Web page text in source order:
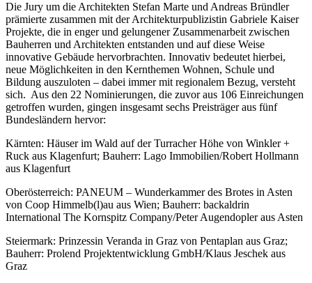
Die Jury um die Architekten Stefan Marte und Andreas Bründler
prämierte zusammen mit der Architekturpublizistin Gabriele Kaiser
Projekte, die in enger und gelungener Zusammenarbeit zwischen
Bauherren und Architekten entstanden und auf diese Weise
innovative Gebäude hervorbrachten. Innovativ bedeutet hierbei,
neue Möglichkeiten in den Kernthemen Wohnen, Schule und
Bildung auszuloten – dabei immer mit regionalem Bezug, versteht
sich. Aus den 22 Nominierungen, die zuvor aus 106 Einreichungen
getroffen wurden, gingen insgesamt sechs Preisträger aus fünf
Bundesländern hervor:
Kärnten: Häuser im Wald auf der Turracher Höhe von Winkler +
Ruck aus Klagenfurt; Bauherr: Lago Immobilien/Robert Hollmann
aus Klagenfurt
Oberösterreich: PANEUM – Wunderkammer des Brotes in Asten
von Coop Himmelb(l)au aus Wien; Bauherr: backaldrin
International The Kornspitz Company/Peter Augendopler aus Asten
Steiermark: Prinzessin Veranda in Graz von Pentaplan aus Graz;
Bauherr: Prolend Projektentwicklung GmbH/Klaus Jeschek aus
Graz